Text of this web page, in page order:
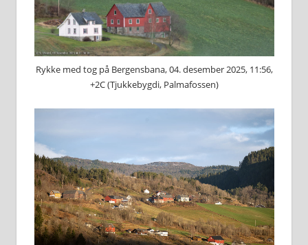
Rykke med tog på Bergensbana, 04. desember 2025, 11:56,
+2C (Tjukkebygdi, Palmafossen)